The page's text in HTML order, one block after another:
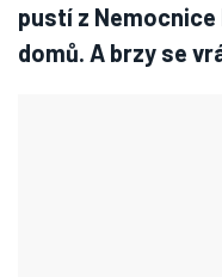
pustí z
domů. A brzy se